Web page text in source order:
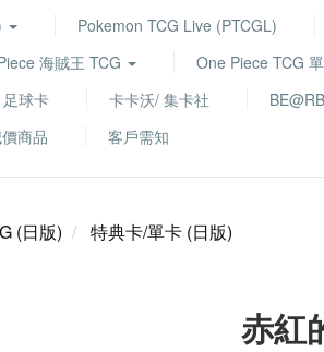
Pokemon TCG Live (PTCGL)
海賊王 TCG One Piece TCG
球卡 卡卡沃/ 集卡社
商品
客戶需知
(日版) 特典卡/單卡 (日版)
赤紅